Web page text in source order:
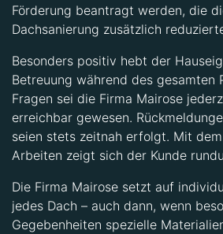
Dachsanierung zusätzlich
Besonders positiv hebt der
Betreuung während des gesamten
Fragen sei die Firma Mairose
erreichbar gewesen.
seien stets zeitnah erfolgt. Mit
Arbeiten zeigt sich der Kunde
Die Firma Mairose setzt auf
jedes Dach – auch dann, wenn
Gegebenheiten spezielle
erfordern.